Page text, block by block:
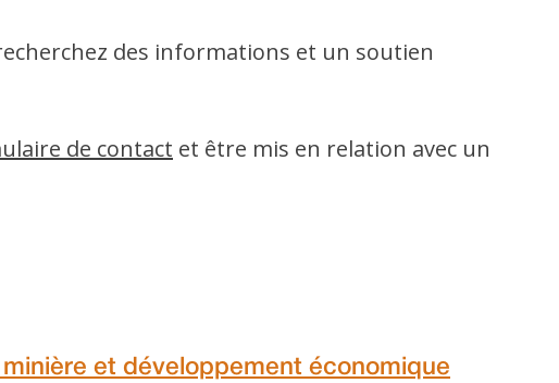
des informations et un soutien
de contact et être mis en relation avec un
minière et développement économique